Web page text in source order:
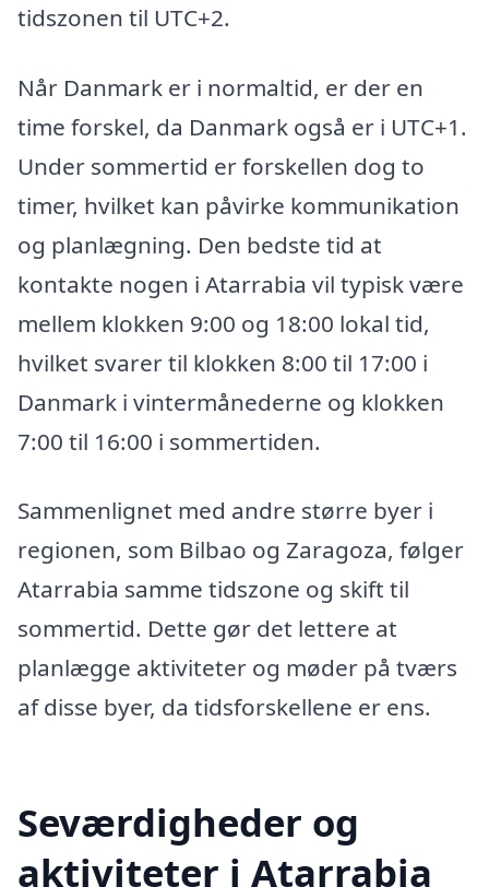
tidszonen til UTC+2.
Når Danmark er i normaltid, er der en
time forskel, da Danmark også er i UTC+1.
Under sommertid er forskellen dog to
timer, hvilket kan påvirke kommunikation
og planlægning. Den bedste tid at
kontakte nogen i Atarrabia vil typisk være
mellem klokken 9:00 og 18:00 lokal tid,
hvilket svarer til klokken 8:00 til 17:00 i
Danmark i vintermånederne og klokken
7:00 til 16:00 i sommertiden.
Sammenlignet med andre større byer i
regionen, som Bilbao og Zaragoza, følger
Atarrabia samme tidszone og skift til
sommertid. Dette gør det lettere at
planlægge aktiviteter og møder på tværs
af disse byer, da tidsforskellene er ens.
Seværdigheder og
aktiviteter i Atarrabia